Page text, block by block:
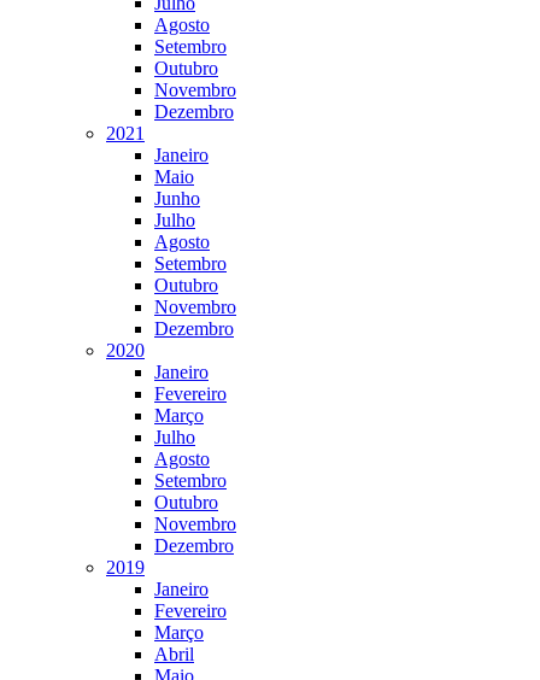
Agosto
Setembro
Outubro
Novembro
Dezembro
2021
Janeiro
Maio
Junho
Julho
Agosto
Setembro
Outubro
Novembro
Dezembro
2020
Janeiro
Fevereiro
Março
Julho
Agosto
Setembro
Outubro
Novembro
Dezembro
2019
Janeiro
Fevereiro
Março
Abril
Maio